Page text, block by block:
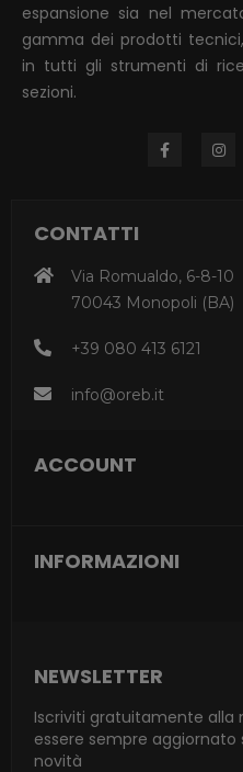
espansione sia nel
gamma dei prodotti
in tutti gli strumenti di
sezioni.
CONTATTI
Via Romualdo, 6-8-10
70043 Monopoli (BA)
+39 080 413 6121
info@oreb.it
ACCOUNT
INFORMAZIONI
NEWSLETTER
Iscriviti gratuitamente alla
essere sempre
novità